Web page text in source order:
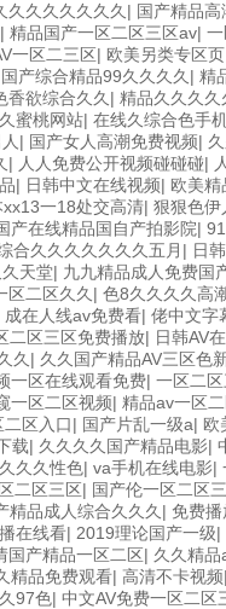
久久久久久久久 | 国产精品
| 精品国产一区二区三区av|
一区二三区| 欧美另类专区页
国产综合精品99久久久久 | 精
香欲综合久久 | 精品久久久久
蜜桃网站| 在线久综合色手
| 国产女人高潮免费视频|
| 人人免费公开视频碰碰碰|
| 日韩中文在线视频| 欧美精
xx13一18处交高清| 狠狠色伊
产在线精品国自产拍影院|
合久久久久久久久五月 | 日
天堂| 九九精品成人免费国
区二区久久 | 色8久久久久高
成在人线av免费看| 佬中文字
二区三区免费播放| 日韩AV
久 | 久久国产精品AV三区色
一区在线观看免费| 一区二
一区二区视频| 精品av一区
区入口| 国产片乱一级a| 欧
载| 久久久久国产精品电影|
久久性色| va手机在线电影|
二区三区| 国产伦一区二区
精品成人综合久久久 | 免费
在线看| 2019理论国产一级|
国产精品一区二区| 久久精
精品免费观看| 高清不卡视频
97色| 中文AV免费一区二区